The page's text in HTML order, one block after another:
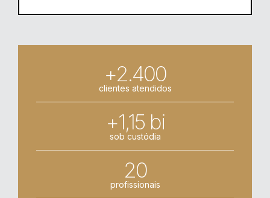
+2.400
clientes atendidos
+1,15 bi
sob custódia
20
profissionais